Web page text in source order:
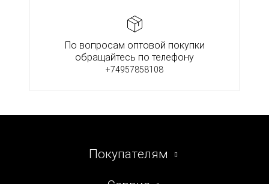
По вопросам оптовой покупки
обращайтесь по телефону
+74957858108
Покупателям